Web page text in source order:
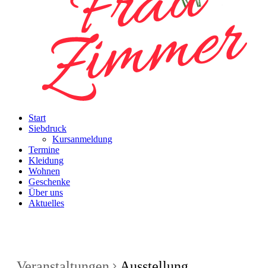
Start
Siebdruck
Kursanmeldung
Termine
Kleidung
Wohnen
Geschenke
Über uns
Aktuelles